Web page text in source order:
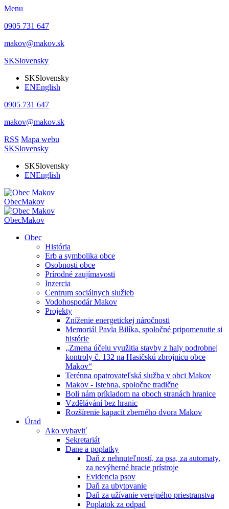
Menu
0905 731 647
makov@makov.sk
SKSlovensky
SKSlovensky
ENEnglish
0905 731 647
makov@makov.sk
RSS Mapa webu
SKSlovensky
SKSlovensky
ENEnglish
ObecMakov
ObecMakov
Obec
História
Erb a symbolika obce
Osobnosti obce
Prírodné zaujímavosti
Inzercia
Centrum sociálnych služieb
Vodohospodár Makov
Projekty
Zníženie energetickej náročnosti
Memoriál Pavla Bilíka, spoločné pripomenutie si
histórie
„Zmena účelu využitia stavby z haly podrobnej
kontroly č. 132 na Hasičskú zbrojnicu obce
Makov“
Terénna opatrovateľská služba v obci Makov
Makov - Istebna, spoločne tradične
Boli nám príkladom na oboch stranách hranice
Vzdělávání bez hranic
Rozšírenie kapacít zberného dvora Makov
Úrad
Ako vybaviť
Sekretariát
Dane a poplatky
Daň z nehnuteľností, za psa, za automaty,
za nevýherné hracie prístroje
Evidencia psov
Daň za ubytovanie
Daň za užívanie verejného priestranstva
Poplatok za odpad